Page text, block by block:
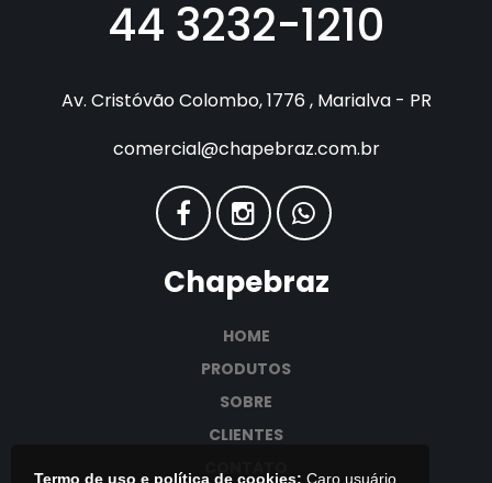
Termo de uso e política de cookies: Caro usuário,
44 3232-1210
Av. Cristóvão Colombo, 1776 , Marialva - PR
comercial@chapebraz.com.br
Chapebraz
HOME
PRODUTOS
SOBRE
CLIENTES
CONTATO